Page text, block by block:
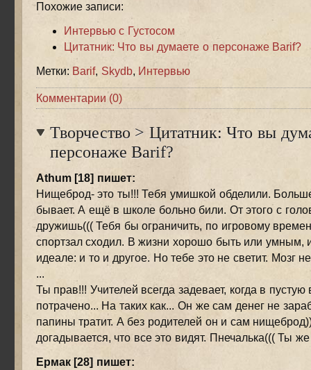
Похожие записи:
Интервью с Густосом
Цитатник: Что вы думаете о персонаже Barif?
Метки: Barif, Skydb, Интервью
Комментарии (0)
Творчество > Цитатник: Что вы
персонаже Barif?
Athum [18] пишет:
Нищеброд- это ты!!! Тебя умишкой обделили.
бывает. А ещё в школе больно били. От этого с
дружишь((( Тебя бы ограничить, по игровому
спортзал сходил. В жизни хорошо быть или умным,
идеале: и то и другое. Но тебе это не светит. Мозг
...
Ты прав!!! Учителей всегда задевает, когда в пустую
потрачено... На таких как... Он же сам денег не
папины тратит. А без родителей он и сам
догадывается, что все это видят. Пнечалька((( Ты
Ермак [28] пишет: